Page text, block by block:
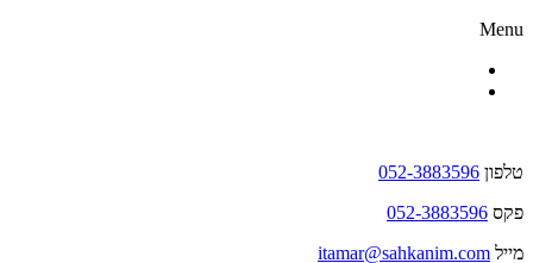
Menu
טלפון 052-3883596
פקס 052-3883596
מייל itamar@sahkanim.com